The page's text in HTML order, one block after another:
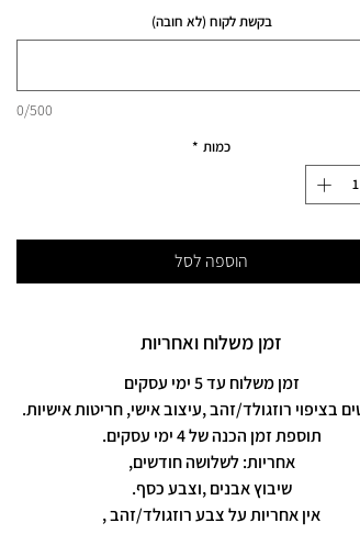
בקשת לקוח (לא חובה)
0/500
כמות *
הוספה לסל
זמן משלוח ואחריות
זמן משלוח עד 5 ימי עסקים
בציפוי רוזגולד/זהב ,עיצוב אישי, חריטות אישיות.
תוספת זמן הכנה של 4 ימי עסקים.
אחריות: לשלושה חודשים,
שיבוץ אבנים ,וצבע כסף.
אין אחריות על צבע רוזגולד/זהב ,